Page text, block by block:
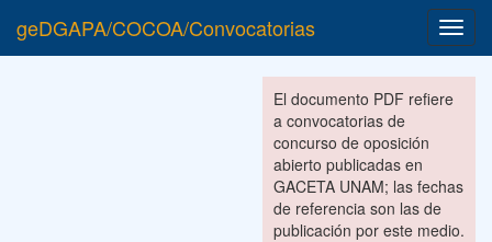
geDGAPA/COCOA/Convocatorias
El documento PDF refiere
a convocatorias de
concurso de oposición
abierto publicadas en
GACETA UNAM; las fechas
de referencia son las de
publicación por este medio.